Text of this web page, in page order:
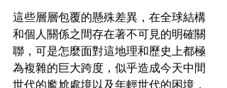
這些層層包覆的懸殊差異，在全球結構
和個人關係之間存在著不可見的明確關
聯，可是怎麼面對這地理和歷史上都極
為複雜的巨大跨度，似乎造成今天中間
世代的尷尬處境以及年輕世代的困境，